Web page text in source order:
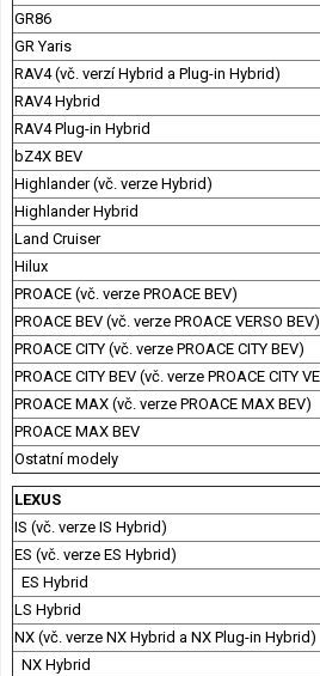
GR86
GR Yaris
RAV4 (vč. verzí Hybrid a Plug-in Hybrid)
RAV4 Hybrid
RAV4 Plug-in Hybrid
bZ4X BEV
Highlander (vč. verze Hybrid)
Highlander Hybrid
Land Cruiser
Hilux
PROACE (vč. verze PROACE BEV)
PROACE BEV (vč. verze PROACE VERSO BEV)
PROACE CITY (vč. verze PROACE CITY BEV)
PROACE CITY BEV (vč. verze PROACE CITY
PROACE MAX (vč. verze PROACE MAX BEV)
PROACE MAX BEV
Ostatní modely
LEXUS
IS (vč. verze IS Hybrid)
ES (vč. verze ES Hybrid)
ES Hybrid
LS Hybrid
NX (vč. verze NX Hybrid a NX Plug-in Hybrid)
NX Hybrid